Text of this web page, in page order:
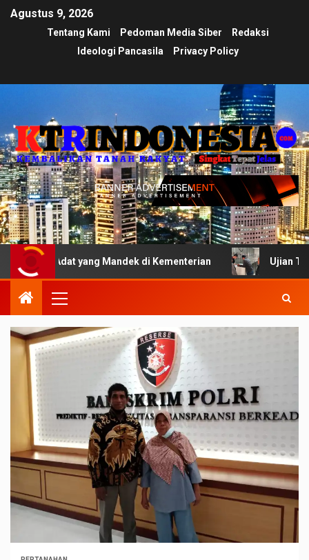
Agustus 9, 2026
Tentang Kami Pedoman Media Siber
Redaksi
Ideologi Pancasila
Privacy Policy
yang Mandek di Kementerian Ujian Transparansi